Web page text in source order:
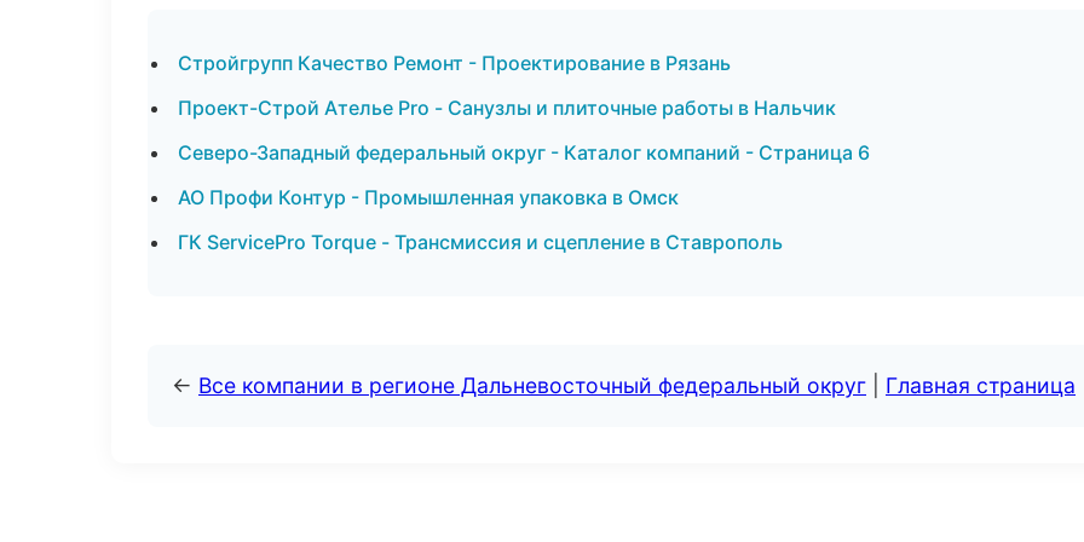
Стройгрупп Качество Ремонт - Проектирование в Рязань
Проект-Строй Ателье Pro - Санузлы и плиточные работы в Нальчик
Северо-Западный федеральный округ - Каталог компаний - Страница 6
АО Профи Контур - Промышленная упаковка в Омск
ГК ServicePro Torque - Трансмиссия и сцепление в Ставрополь
← Все компании в регионе Дальневосточный федеральный округ Главная страница